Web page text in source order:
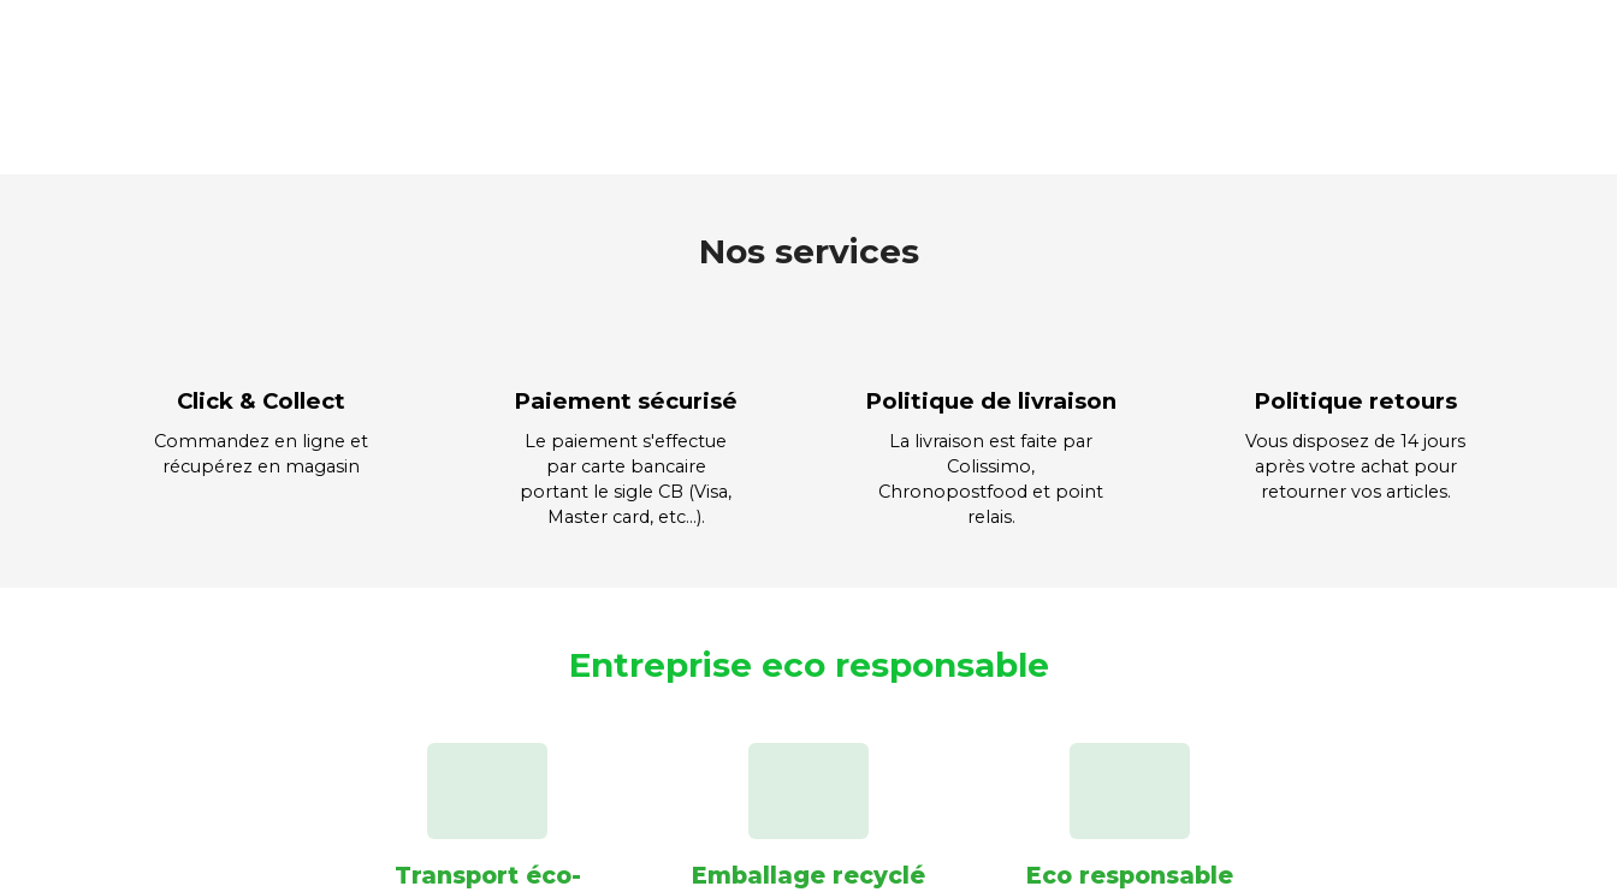
Nos services
Click & Collect
Commandez en ligne et
récupérez en magasin
Paiement sécurisé
Le paiement s'effectue
par carte bancaire
portant le sigle CB (Visa,
Master card, etc…).
Politique de livraison
La livraison est faite par
Colissimo,
Chronopostfood et point
relais.
Politique retours
Vous disposez de 14 jours
après votre achat pour
retourner vos articles.
Entreprise eco responsable
Transport éco- Emballage recyclé Eco responsable